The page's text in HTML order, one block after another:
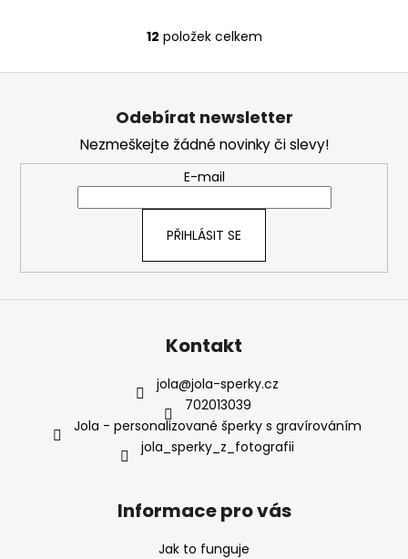
O
v
d
a
c
í
p
r
v
k
v
p
s
u
12 položek celkem
Odebírat newsletter
Nezmeškejte žádné novinky či slevy!
E-mail
PŘIHLÁSIT SE
Kontakt
jola@jola-sperky.cz
702013039
Jola - personalizované šperky s gravírováním
jola_sperky_z_fotografii
Informace pro vás
Jak to funguje